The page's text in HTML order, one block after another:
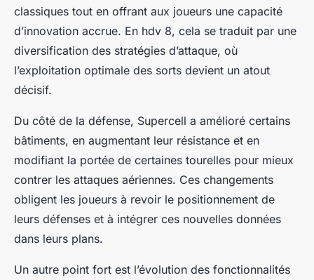
classiques tout en offrant aux joueurs une capacité
d’innovation accrue. En hdv 8, cela se traduit par une
diversification des stratégies d’attaque, où
l’exploitation optimale des sorts devient un atout
décisif.
Du côté de la défense, Supercell a amélioré certains
bâtiments, en augmentant leur résistance et en
modifiant la portée de certaines tourelles pour mieux
contrer les attaques aériennes. Ces changements
obligent les joueurs à revoir le positionnement de
leurs défenses et à intégrer ces nouvelles données
dans leurs plans.
Un autre point fort est l’évolution des fonctionnalités